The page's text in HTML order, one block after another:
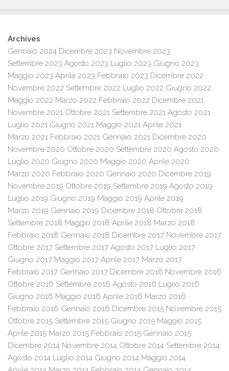
Archives
Gennaio 2024 Dicembre 2023 Novembre 2023
Settembre 2023 Agosto 2023 Luglio 2023 Giugno 2023
Maggio 2023 Aprile 2023 Febbraio 2023 Dicembre 2022
Novembre 2022 Settembre 2022 Luglio 2022 Giugno 2022
Maggio 2022 Marzo 2022 Febbraio 2022 Dicembre 2021
Novembre 2021 Ottobre 2021 Settembre 2021 Agosto 2021
Luglio 2021 Giugno 2021 Maggio 2021 Aprile 2021
Marzo 2021 Febbraio 2021 Gennaio 2021 Dicembre 2020
Novembre 2020 Ottobre 2020 Settembre 2020 Agosto 2020
Luglio 2020 Giugno 2020 Maggio 2020 Aprile 2020
Marzo 2020 Febbraio 2020 Gennaio 2020 Dicembre 2019
Novembre 2019 Ottobre 2019 Settembre 2019 Agosto 2019
Luglio 2019 Giugno 2019 Maggio 2019 Aprile 2019
Marzo 2019 Gennaio 2019 Dicembre 2018 Ottobre 2018
Settembre 2018 Maggio 2018 Aprile 2018 Marzo 2018
Febbraio 2018 Gennaio 2018 Dicembre 2017 Novembre 2017
Ottobre 2017 Settembre 2017 Agosto 2017 Luglio 2017
Giugno 2017 Maggio 2017 Aprile 2017 Marzo 2017
Febbraio 2017 Gennaio 2017 Dicembre 2016 Novembre 2016
Ottobre 2016 Settembre 2016 Agosto 2016 Luglio 2016
Giugno 2016 Maggio 2016 Aprile 2016 Marzo 2016
Febbraio 2016 Gennaio 2016 Dicembre 2015 Novembre 2015
Ottobre 2015 Settembre 2015 Giugno 2015 Maggio 2015
Aprile 2015 Marzo 2015 Febbraio 2015 Gennaio 2015
Dicembre 2014 Novembre 2014 Ottobre 2014 Settembre 2014
Agosto 2014 Luglio 2014 Giugno 2014 Maggio 2014